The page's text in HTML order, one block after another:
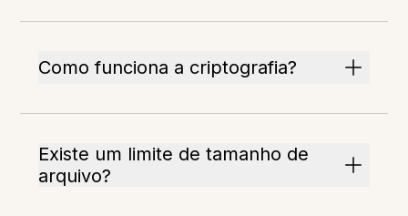
Como funciona a criptografia?
Existe um limite de tamanho de
arquivo?